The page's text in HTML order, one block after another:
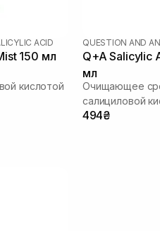
ACID
150 мл
кислотой
QUESTION AND
Q+A Salicylic
мл
Очищающее
салициловой
494₴